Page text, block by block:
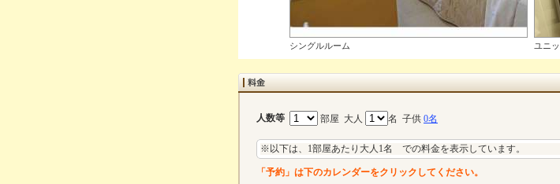
シングルルーム ユニ
人数等 部屋 大人 名 子供 0名
※以下は、1部屋あたり大人1名 での料金を表示しています。
「予約」は下のカレンダーをクリックしてください。